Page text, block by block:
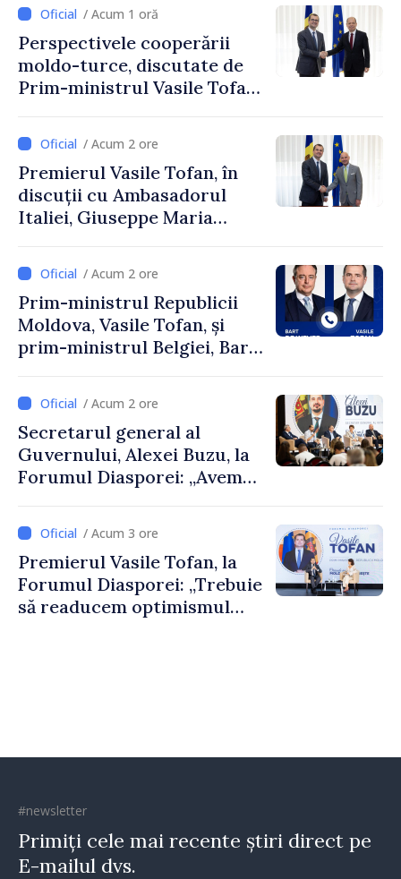
/ Acum 1 oră
Perspectivele cooperării
moldo-turce, discutate de
Prim-ministrul Vasile Tofan
Uygar Mustafa Sertel
/ Acum 2 ore
Premierul Vasile Tofan, în
discuții cu Ambasadorul
Italiei, Giuseppe Maria
/ Acum 2 ore
Prim-ministrul Republicii
Moldova, Vasile Tofan, și
prim-ministrul Belgiei, Bart
despre parcursul european
al Republicii Moldova.
/ Acum 2 ore
Secretarul general al
Guvernului, Alexei Buzu, la
Forumul Diasporei: „Avem
dumneavoastră pentru a
construi comunități mai
puternice”
/ Acum 3 ore
Premierul Vasile Tofan, la
Forumul Diasporei: „Trebuie
să readucem optimismul
#newsletter
Primiți cele mai recente știri direct pe
E-mailul dvs.